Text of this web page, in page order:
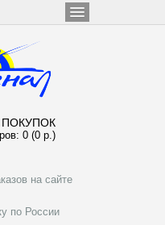
0 (0 р.)
на сайте
по России